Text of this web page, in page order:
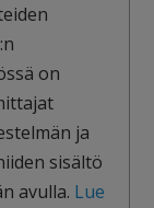
on
ja
sisältö
avulla. Lue